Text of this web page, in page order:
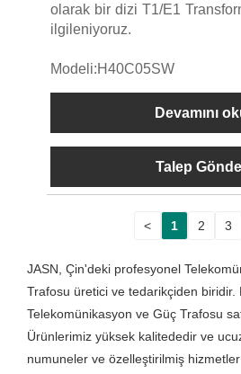
olarak bir dizi T1/E1
ilgileniyoruz.
Modeli:H40C05SW
Devamını
Talep
< 1 2 3
JASN, Çin'deki profesyonel
Trafosu üretici ve tedarikçiden biridir.
Telekomünikasyon ve Güç Trafosu
Ürünlerimiz yüksek kalitededir ve
numuneler ve özelleştirilmiş